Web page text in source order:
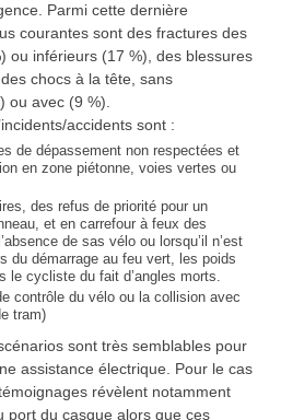
Parmi cette dernière
courantes sont des fractures des
ou inférieurs (17 %), des blessures
chocs à la tête, sans
ou avec (9 %).
accidents sont :
de dépassement non respectées et
en zone piétonne, voies vertes ou
des refus de priorité pour un
et en carrefour à feux des
de sas vélo ou lorsqu’il n’est
du démarrage au feu vert, les poids
le cycliste du fait d’angles morts.
contrôle du vélo ou la collision avec
tram)
sont très semblables pour
assistance électrique. Pour le cas
révèlent notamment
port du casque alors que ces